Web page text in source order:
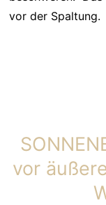
vor der Spaltung.
vor